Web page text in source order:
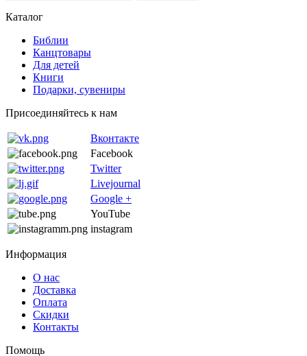
Каталог
Библии
Канцтовары
Для детей
Книги
Подарки, сувениры
Присоединяйтесь к нам
Вконтакте
Facebook
Twitter
Livejournal
Google +
YouTube
instagram
Информация
О нас
Доставка
Оплата
Скидки
Контакты
Помощь